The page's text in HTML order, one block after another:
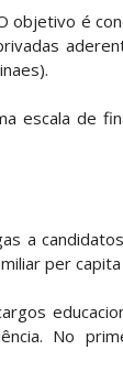
objetivo é
escala de
a
per
No